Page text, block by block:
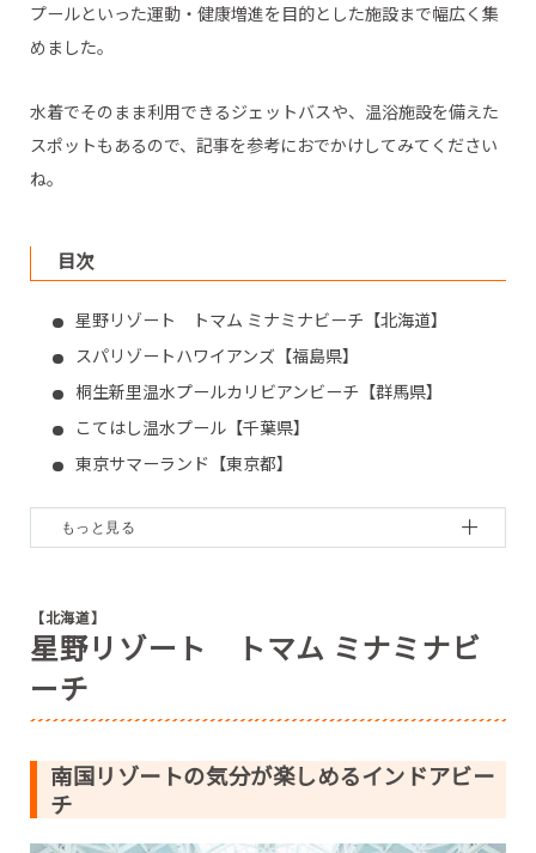
プールといった運動・健康増進を目的とした施設まで幅広く集
めました。
水着でそのまま利用できるジェットバスや、温浴施設を備えた
スポットもあるので、記事を参考におでかけしてみてください
ね。
目次
星野リゾート トマム ミナミナビーチ【北海道】
スパリゾートハワイアンズ【福島県】
桐生新里温水プールカリビアンビーチ【群馬県】
こてはし温水プール【千葉県】
東京サマーランド【東京都】
リゾナーレ八ヶ岳「イルマーレ」【山梨県】
大沢野ウェルネスリゾート ウィンディ【富山県】
倉吉市営温水プール【鳥取県】
合志市総合健康センターユーパレス弁天【熊本県】
【北海道】
星野リゾート トマム ミナミナビ
ーチ
南国リゾートの気分が楽しめるインドアビー
チ